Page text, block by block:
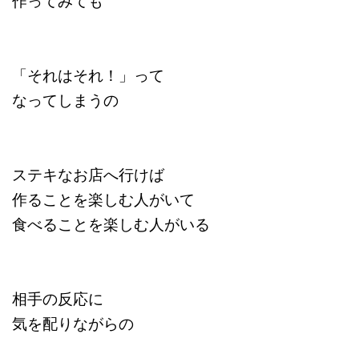
「それはそれ！」って
なってしまうの
ステキなお店へ行けば
作ることを楽しむ人がいて
食べることを楽しむ人がいる
相手の反応に
気を配りながらの